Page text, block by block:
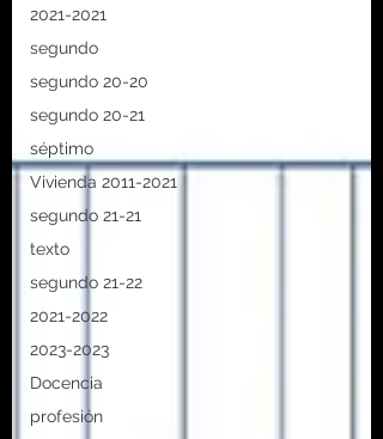
2021-2021
segundo
segundo 20-20
segundo 20-21
séptimo
Vivienda 2011-2021
segundo 21-21
texto
segundo 21-22
2021-2022
2023-2023
Docencia
profesión